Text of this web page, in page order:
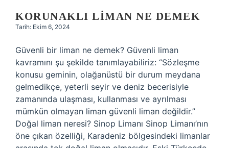
KORUNAKLI LIMAN NE DEMEK
Tarih: Ekim 6, 2024
Güvenli bir liman ne demek? Güvenli liman
kavramını şu şekilde tanımlayabiliriz: “Sözleşme
konusu geminin, olağanüstü bir durum meydana
gelmedikçe, yeterli seyir ve deniz becerisiyle
zamanında ulaşması, kullanması ve ayrılması
mümkün olmayan liman güvenli liman değildir.”
Doğal liman neresi? Sinop Limanı Sinop Limanı’nın
öne çıkan özelliği, Karadeniz bölgesindeki limanlar